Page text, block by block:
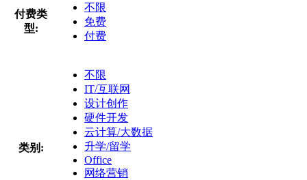
付费类
型:
不限
免费
付费
类别:
不限
IT/互联网
设计创作
硬件开发
云计算/大数据
升学/留学
Office
网络营销